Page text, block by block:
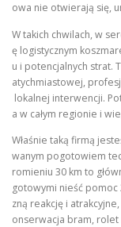
owa nie otwierają się,
W takich chwilach, w
ę logistycznym
u i potencjalnych strat.
atychmiastowej,
lokalnej interwencji.
a w całym regionie i
Właśnie taką firmą
wanym pogotowiem
romieniu 30 km to
gotowymi nieść
zną reakcję i
onserwacja bram,